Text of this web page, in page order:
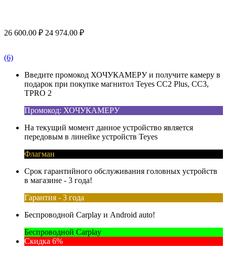
26 600.00 ₽ 24 974.00 ₽
(6)
Введите промокод ХОЧУКАМЕРУ и получите камеру в
подарок при покупке магнитол Teyes CC2 Plus, CC3,
TPRO 2
Промокод: ХОЧУКАМЕРУ
На текущий момент данное устройство является
передовым в линейке устройств Teyes
Флагман
Срок гарантийного обслуживания головных устройств
в магазине - 3 года!
Гарантия - 3 года
Беспроводной Carplay и Android auto!
Беспроводной Carplay
Скидка 6%